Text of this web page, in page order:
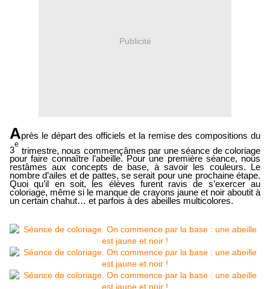
Publicité
Après le départ des officiels et la remise des compositions du
3
e
trimestre, nous commençâmes par une séance de coloriage
pour faire connaître l’abeille. Pour une première séance, nous
restâmes aux concepts de base, à savoir les couleurs. Le
nombre d’ailes et de pattes, se serait pour une prochaine étape.
Quoi qu’il en soit, les élèves furent ravis de s’exercer au
coloriage, même si le manque de crayons jaune et noir aboutit à
un certain chahut… et parfois à des abeilles multicolores.